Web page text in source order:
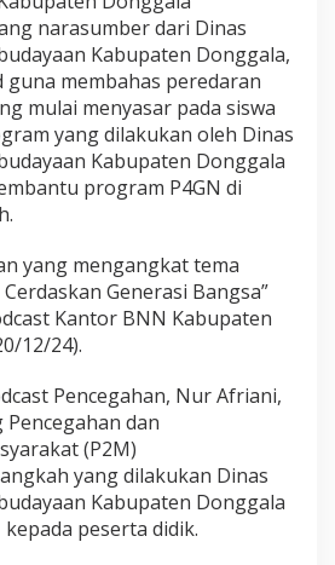
narasumber dari Dinas
Kabupaten Donggala,
guna membahas peredaran
mulai menyasar pada siswa
yang dilakukan oleh Dinas
Kabupaten Donggala
program P4GN di
yang mengangkat tema
Generasi Bangsa”
Kantor BNN Kabupaten
12/24).
Pencegahan, Nur Afriani,
Pencegahan dan
(P2M)
yang dilakukan Dinas
Kabupaten Donggala
peserta didik.